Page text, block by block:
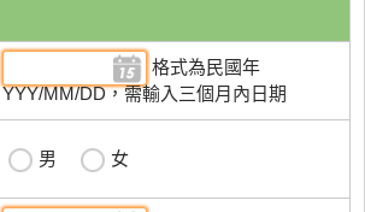
格式為民國年
YYY/MM/DD，需輸入三個月內日期
男 女